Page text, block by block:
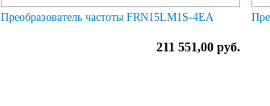
Преобразователь частоты FRN15LM1S-4EA
211 551,00 руб.